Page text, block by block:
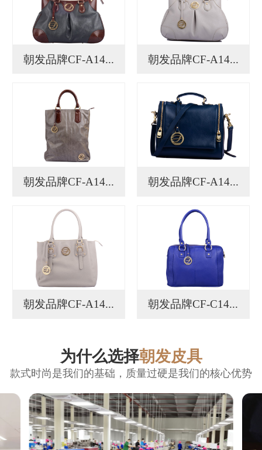
朝发品牌CF-A14... 朝发品牌CF-A14...
朝发品牌CF-A14... 朝发品牌CF-A14...
朝发品牌CF-A14... 朝发品牌CF-C14...
为什么选择朝发皮具
款式时尚是我们的基础，质量过硬是我们的核心优势